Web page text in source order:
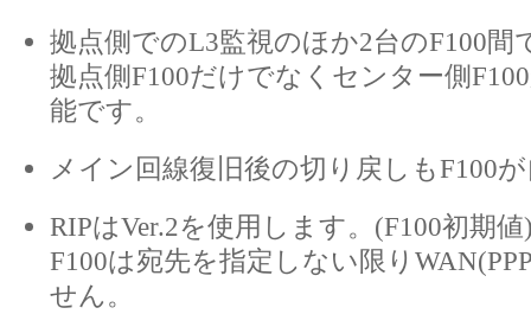
拠点側でのL3監視のほか2台のF100間
拠点側F100だけでなくセンター側
能です。
メイン回線復旧後の切り戻しもF100
RIPはVer.2を使用します。(F100初期値
F100は宛先を指定しない限り
せん。